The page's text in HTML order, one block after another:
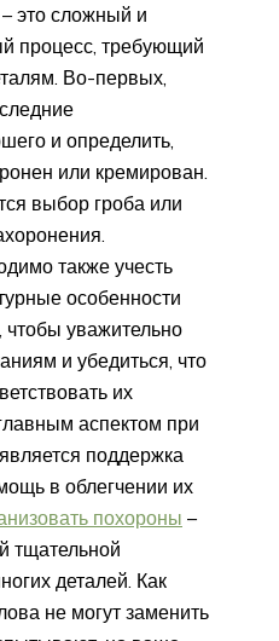
это сложный и
процесс, требующий
Во-первых,
и определить,
или кремирован.
выбор гроба или
также учесть
особенности
уважительно
и убедиться, что
их
аспектом при
поддержка
в облегчении их
похороны –
тщательной
деталей. Как
не могут заменить